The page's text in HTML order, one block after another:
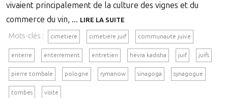
vivaient principalement de la culture des vignes et du
commerce du vin, ... LIRE LA SUITE
Mots-clés : cimetiere cimetiere juif communaute juive
enterre enterrement entretien hevra kadisha juif juifs
pierre tombale pologne rymanow sinagoga synagogue
tombes visite